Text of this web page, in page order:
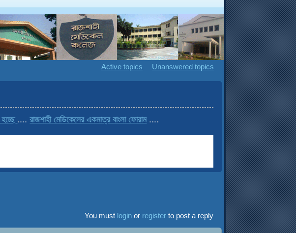
Active topics Unanswered topics
....রাজশাহী মেডিকেলের একমাত্র বাংলা ফোরাম....
You must loginor registerto post a reply